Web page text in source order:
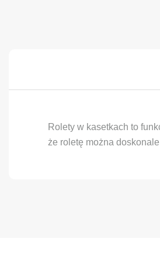
Rolety w kasetkach to
że roletę można